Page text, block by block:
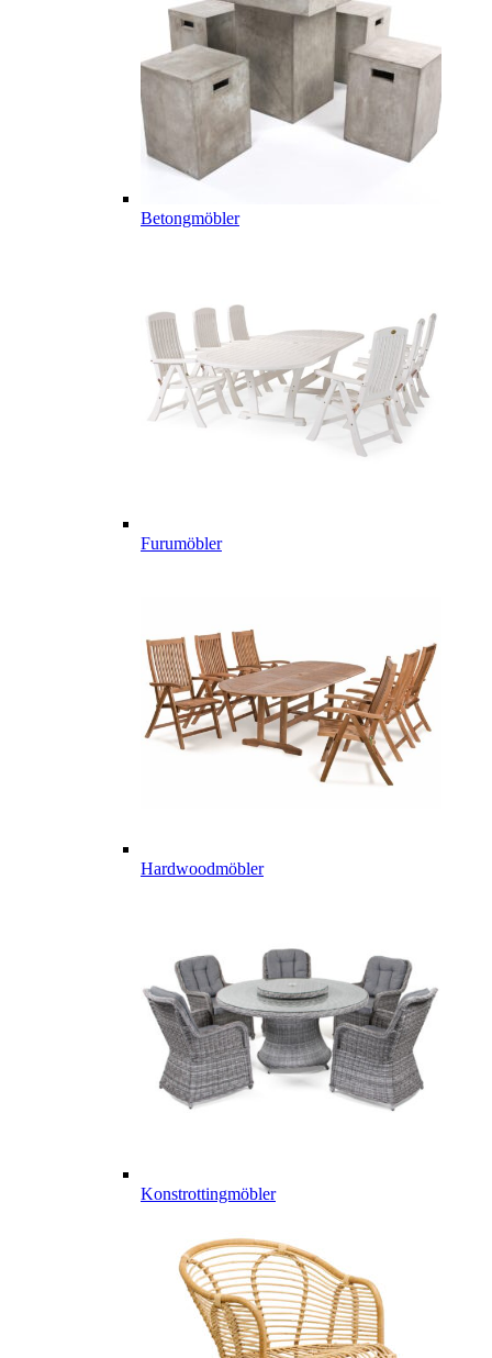
Betongmöbler
Furumöbler
Hardwoodmöbler
Konstrottingmöbler